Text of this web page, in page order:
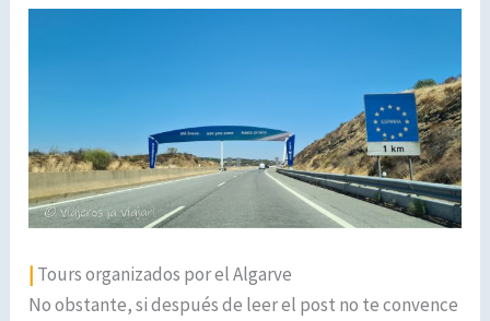
| Tours organizados por el Algarve
No obstante, si después de leer el post no te convence